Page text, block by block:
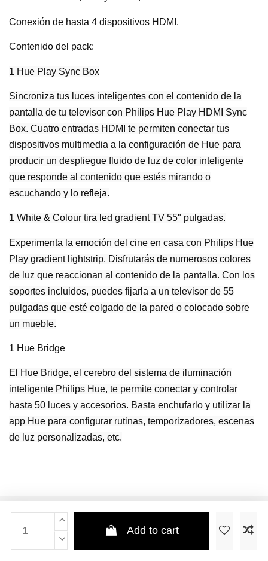
Add to cart
Conexión de hasta 4 dispositivos HDMI.
Contenido del pack:
1 Hue Play Sync Box
Sincroniza tus luces inteligentes con el contenido de la
pantalla de tu televisor con Philips Hue Play HDMI Sync
Box. Cuatro entradas HDMI te permiten conectar tus
dispositivos multimedia a la configuración de Hue para
producir un despliegue fluido de luz de color inteligente
que responde al contenido que estés mirando o
escuchando y lo refleja.
1 White & Colour tira led gradient TV 55" pulgadas.
Experimenta la emoción del cine en casa con Philips Hue
Play gradient lightstrip. Disfrutarás de numerosos colores
de luz que reaccionan al contenido de la pantalla. Con los
soportes incluidos, puedes fijarla a un televisor de 55
pulgadas que esté colgado de la pared o colocado sobre
un mueble.
1 Hue Bridge
El Hue Bridge, el cerebro del sistema de iluminación
inteligente Philips Hue, te permite conectar y controlar
hasta 50 luces y accesorios. Basta enchufarlo y utilizar la
app Hue para configurar rutinas, temporizadores, escenas
de luz personalizadas, etc.